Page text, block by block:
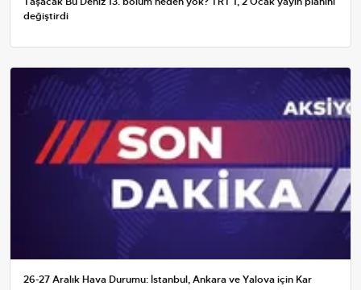
değiştirdi
26-27 Aralık Hava Durumu: İstanbul, Ankara ve Yalova için Kar